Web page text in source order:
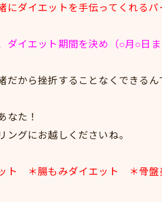
にダイエットを手伝ってくれるパ
ダイエット期間を決め（○月○日
だから挫折することなくできるん
なた！
ングにお越しくださいね。
ト ＊腸もみダイエット ＊骨盤